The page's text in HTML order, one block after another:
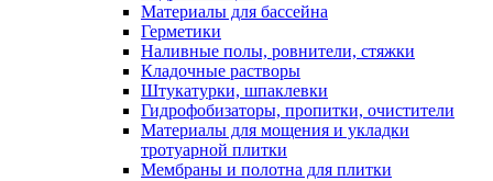
Материалы для бассейна
Герметики
Наливные полы, ровнители, стяжки
Кладочные растворы
Штукатурки, шпаклевки
Гидрофобизаторы, пропитки, очистители
Материалы для мощения и укладки
тротуарной плитки
Мембраны и полотна для плитки